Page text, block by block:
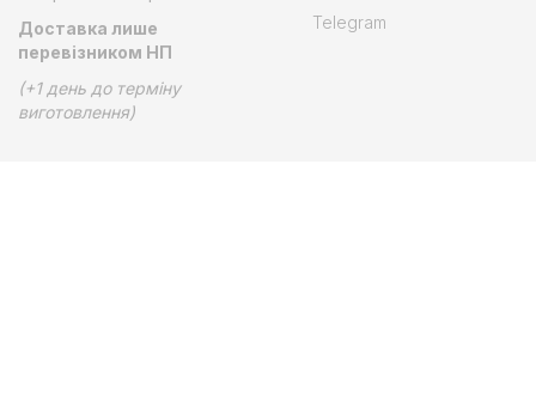
Доставка лише
перевізником НП
(+1 день до терміну
виготовлення)
Telegram